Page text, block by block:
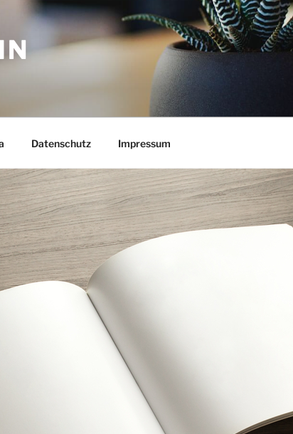
Datenschutz Impressum